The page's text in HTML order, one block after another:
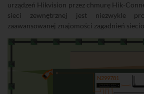
urządzeń Hikvision przez chmurę Hik-
sieci zewnętrznej jest niezwykle
zaawansowanej znajomości zagadnień
N299781